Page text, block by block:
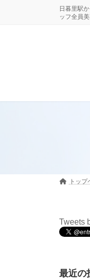
プ
動
日暮里駅
ッフ全員
トッ
Tweets
最近の